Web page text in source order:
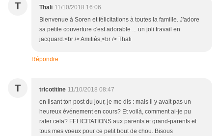
T Thali 11/10/2018 16:06
Bienvenue à Soren et félicitations à toutes la famille. J'adore
sa petite couverture c'est adorable ... un joli travail en
jacquard.<br /> Amitiés,<br /> Thali
Répondre
T tricotitine 11/10/2018 08:47
en lisant ton post du jour, je me dis : mais il y avait pas un
heureux événement en cours? Et voilà, comment ai-je pu
rater cela? FELICITATIONS aux parents et grand-parents et
tous mes voeux pour ce petit bout de chou. Bisous